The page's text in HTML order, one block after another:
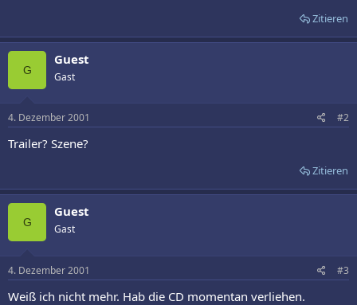
Zitieren
G
Guest
Gast
4. Dezember 2001 #2
Trailer? Szene?
Zitieren
G
Guest
Gast
4. Dezember 2001 #3
Weiß ich nicht mehr. Hab die CD momentan verliehen.